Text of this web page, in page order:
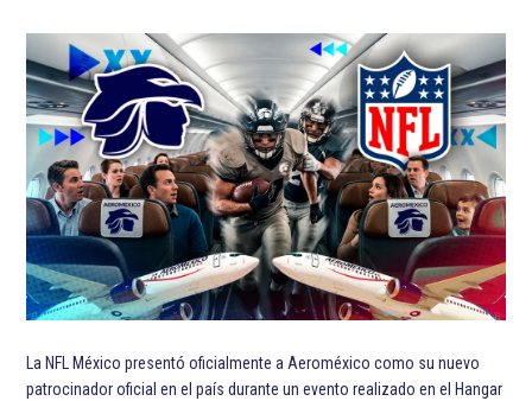
La NFL México presentó oficialmente a Aeroméxico como su nuevo
patrocinador oficial en el país durante un evento realizado en el Hangar